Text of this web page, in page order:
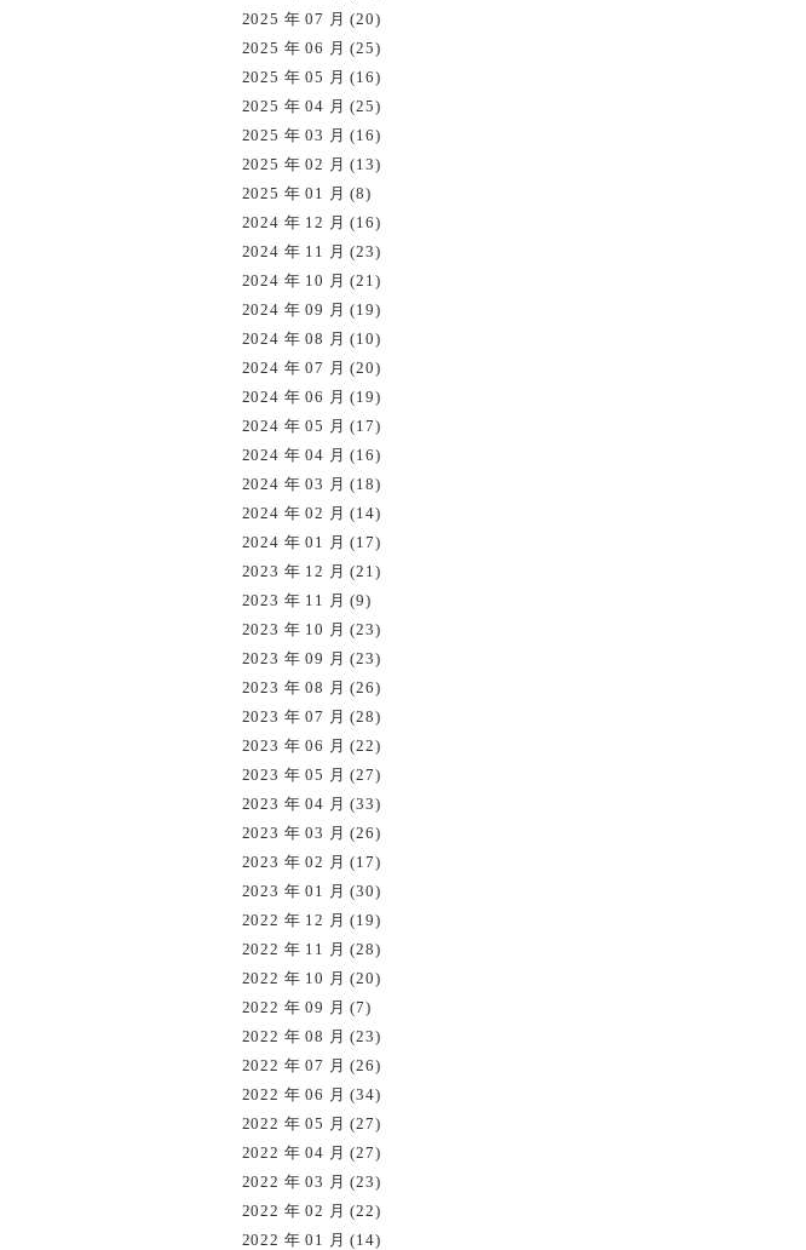
2025 年 07 月 (20)
2025 年 06 月 (25)
2025 年 05 月 (16)
2025 年 04 月 (25)
2025 年 03 月 (16)
2025 年 02 月 (13)
2025 年 01 月 (8)
2024 年 12 月 (16)
2024 年 11 月 (23)
2024 年 10 月 (21)
2024 年 09 月 (19)
2024 年 08 月 (10)
2024 年 07 月 (20)
2024 年 06 月 (19)
2024 年 05 月 (17)
2024 年 04 月 (16)
2024 年 03 月 (18)
2024 年 02 月 (14)
2024 年 01 月 (17)
2023 年 12 月 (21)
2023 年 11 月 (9)
2023 年 10 月 (23)
2023 年 09 月 (23)
2023 年 08 月 (26)
2023 年 07 月 (28)
2023 年 06 月 (22)
2023 年 05 月 (27)
2023 年 04 月 (33)
2023 年 03 月 (26)
2023 年 02 月 (17)
2023 年 01 月 (30)
2022 年 12 月 (19)
2022 年 11 月 (28)
2022 年 10 月 (20)
2022 年 09 月 (7)
2022 年 08 月 (23)
2022 年 07 月 (26)
2022 年 06 月 (34)
2022 年 05 月 (27)
2022 年 04 月 (27)
2022 年 03 月 (23)
2022 年 02 月 (22)
2022 年 01 月 (14)